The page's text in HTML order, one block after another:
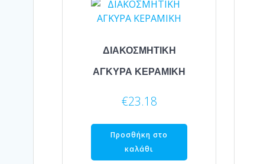
ΔΙΑΚΟΣΜΗΤΙΚΗ
ΑΓΚΥΡΑ ΚΕΡΑΜΙΚΗ
€23.18
Προσθήκη στο
καλάθι